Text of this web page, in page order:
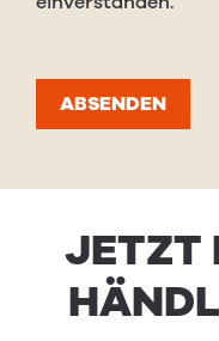
ABSENDEN